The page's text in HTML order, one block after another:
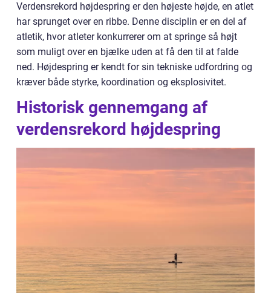
Verdensrekord højdespring er den højeste højde, en atlet
har sprunget over en ribbe. Denne disciplin er en del af
atletik, hvor atleter konkurrerer om at springe så højt
som muligt over en bjælke uden at få den til at falde
ned. Højdespring er kendt for sin tekniske udfordring og
kræver både styrke, koordination og eksplosivitet.
Historisk gennemgang af
verdensrekord højdespring